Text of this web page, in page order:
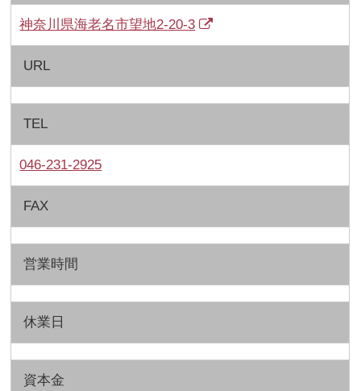
神奈川県海老名市望地2-20-3
URL
TEL
046-231-2925
FAX
営業時間
休業日
資本金